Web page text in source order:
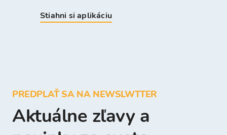
Stiahni si aplikáciu
PREDPLAŤ SA NA NEWSLWTTER
Aktuálne zľavy a